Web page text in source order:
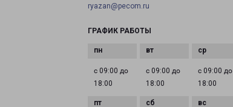
ryazan@pecom.ru
ГРАФИК РАБОТЫ
с 09:00 до
18:00
с 09:00 до
18:00
с 09:00 до
18:00